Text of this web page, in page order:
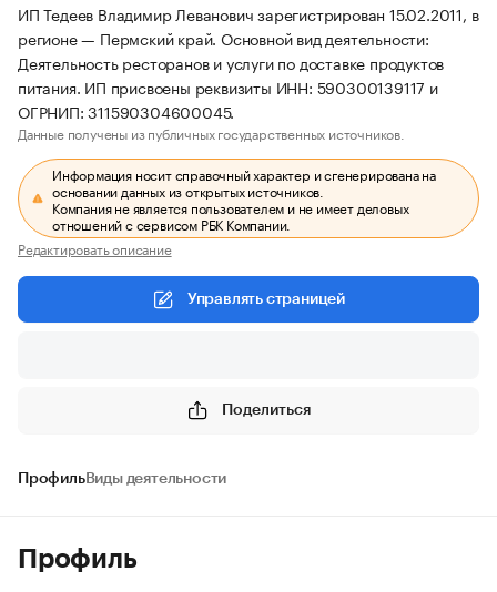
ИП Тедеев Владимир Леванович зарегистрирован 15.02.2011, в
регионе — Пермский край. Основной вид деятельности:
Деятельность ресторанов и услуги по доставке продуктов
питания. ИП присвоены реквизиты ИНН: 590300139117 и
ОГРНИП: 311590304600045.
Данные получены из публичных государственных источников.
Информация носит справочный характер и сгенерирована на
основании данных из открытых источников.
Компания не является пользователем и не имеет деловых
отношений с сервисом РБК Компании.
Редактировать описание
Управлять страницей
Поделиться
ПрофильВиды деятельности
Профиль